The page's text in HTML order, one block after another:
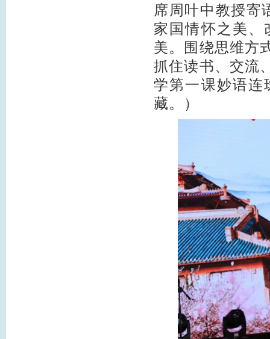
席周叶中教授寄
家国情怀之美、
美。围绕思维方
抓住读书、交流
学第一课妙语连
藏。）